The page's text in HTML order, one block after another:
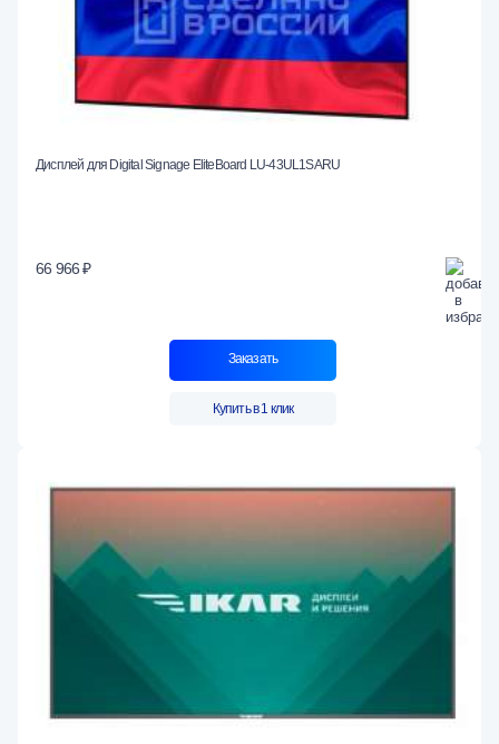
Дисплей для Digital Signage EliteBoard LU-43UL1SARU
66 966 ₽
Заказать
Купить в 1 клик